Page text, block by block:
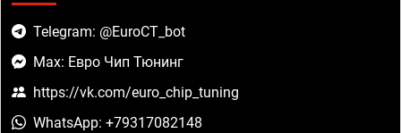
Telegram: @EuroCT_bot
Max: Евро Чип Тюнинг
https://vk.com/euro_chip_tuning
WhatsApp: +79317082148